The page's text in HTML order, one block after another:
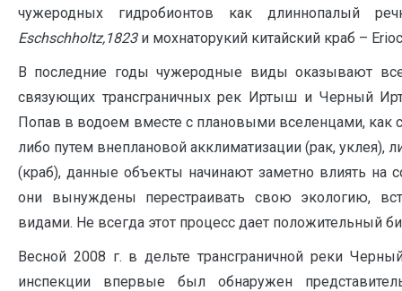
чужеродных гидробионтов как длиннопалый
Eschschholtz,1823 и мохнаторукий китайский краб –
В последние годы чужеродные виды оказывают
связующих трансграничных рек Иртыш и Черный
Попав в водоем вместе с плановыми вселенцами, как
либо путем внеплановой акклиматизации (рак, уклея),
(краб), данные объекты начинают заметно влиять на
они вынуждены перестраивать свою экологию,
видами. Не всегда этот процесс дает положительный
Весной 2008 г. в дельте трансграничной реки
инспекции впервые был обнаружен